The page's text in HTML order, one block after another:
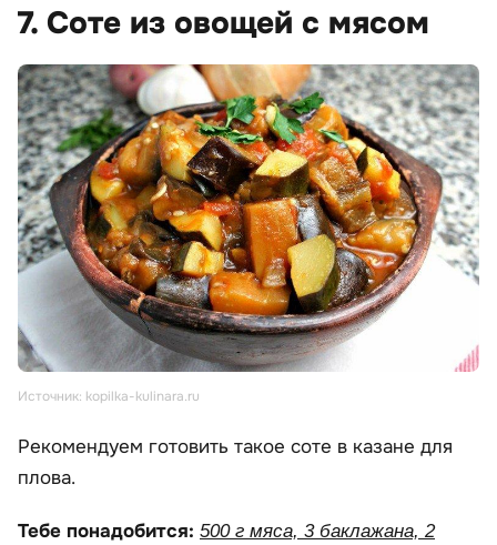
7. Соте из овощей с мясом
Источник: kopilka-kulinara.ru
Рекомендуем готовить такое соте в казане для
плова.
Тебе понадобится: 500 г мяса, 3 баклажана, 2